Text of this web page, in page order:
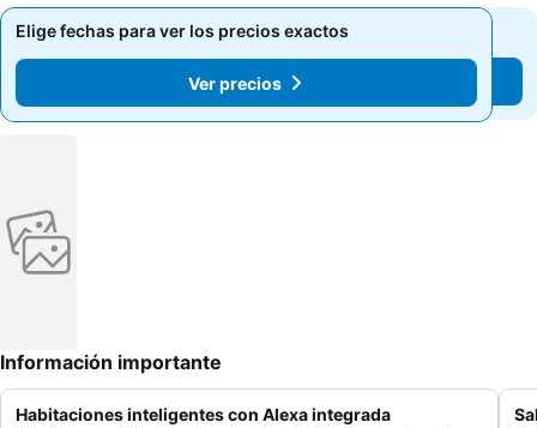
Elige fechas para ver los precios exactos
Ver precios
Elige fechas para ver los precios exactos
Ver precios
Información importante
Habitaciones inteligentes con Alexa integrada